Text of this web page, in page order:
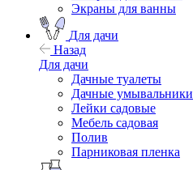
Экраны для ванны
Для дачи
Назад
Для дачи
Дачные туалеты
Дачные умывальники
Лейки садовые
Мебель садовая
Полив
Парниковая пленка